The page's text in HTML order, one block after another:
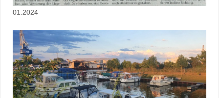
01.2024